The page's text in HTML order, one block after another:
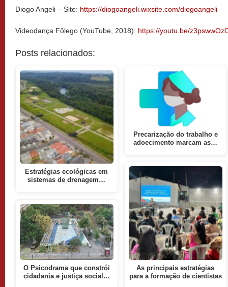
Diogo Angeli – Site: https://diogoangeli.wixsite.com/diogoangeli
Videodança Fôlego (YouTube, 2018): https://youtu.be/
Posts relacionados:
Estratégias ecológicas em
sistemas de drenagem…
O Psicodrama que constrói
cidadania e justiça social…
Precarização do trabalho e
adoecimento marcam as…
As principais estratégias
para a formação de cientistas